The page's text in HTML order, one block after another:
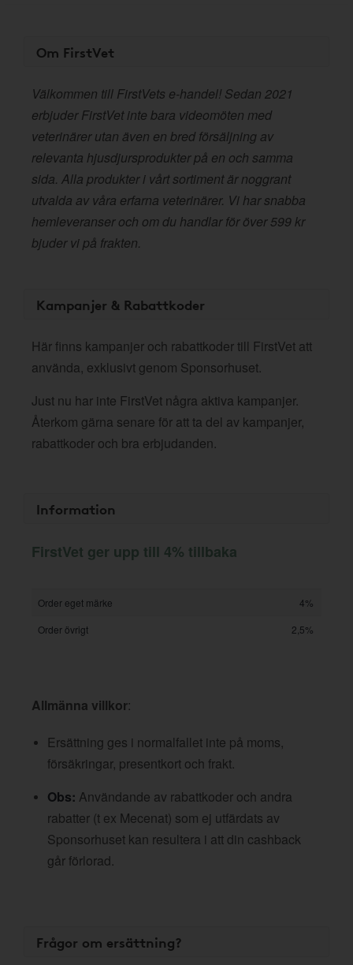
Om FirstVet
Välkommen till FirstVets e-handel! Sedan 2021
erbjuder FirstVet inte bara videomöten med
veterinärer utan även en bred försäljning av
relevanta hjusdjursprodukter på en och samma
sida. Alla produkter i vårt sortiment är noggrant
utvalda av våra erfarna veterinärer. Vi har snabba
hemleveranser och om du handlar för över 599 kr
bjuder vi på frakten.
Kampanjer & Rabattkoder
Här finns kampanjer och rabattkoder till FirstVet att
använda, exklusivt genom Sponsorhuset.
Just nu har inte FirstVet några aktiva kampanjer.
Återkom gärna senare för att ta del av kampanjer,
rabattkoder och bra erbjudanden.
Information
FirstVet ger upp till 4% tillbaka
Order eget märke
4%
Order övrigt
2,5%
Allmänna villkor:
Ersättning ges i normalfallet inte på moms,
försäkringar, presentkort och frakt.
Obs: Användande av rabattkoder och andra
rabatter (t ex Mecenat) som ej utfärdats av
Sponsorhuset kan resultera i att din cashback
går förlorad.
Frågor om ersättning?